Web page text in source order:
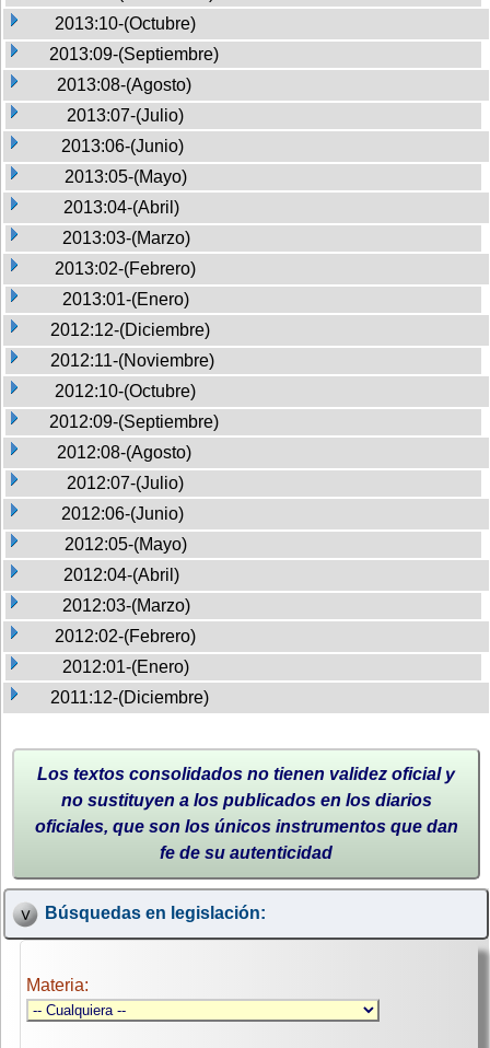
2013:10-(Octubre)
2013:09-(Septiembre)
2013:08-(Agosto)
2013:07-(Julio)
2013:06-(Junio)
2013:05-(Mayo)
2013:04-(Abril)
2013:03-(Marzo)
2013:02-(Febrero)
2013:01-(Enero)
2012:12-(Diciembre)
2012:11-(Noviembre)
2012:10-(Octubre)
2012:09-(Septiembre)
2012:08-(Agosto)
2012:07-(Julio)
2012:06-(Junio)
2012:05-(Mayo)
2012:04-(Abril)
2012:03-(Marzo)
2012:02-(Febrero)
2012:01-(Enero)
2011:12-(Diciembre)
Los textos consolidados no tienen validez oficial y
no sustituyen a los publicados en los diarios
oficiales, que son los únicos instrumentos que dan
fe de su autenticidad
Búsquedas en legislación:
Materia: